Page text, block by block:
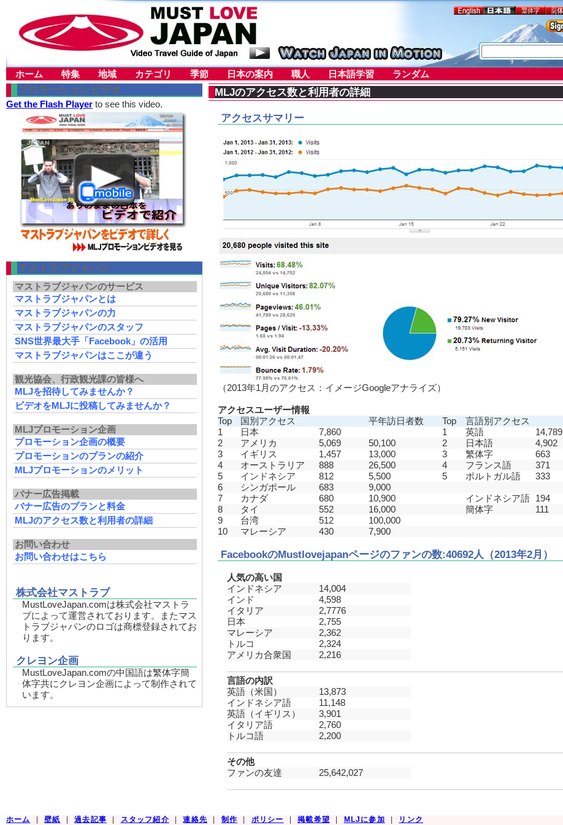
ホーム 特集 地域 カテゴリ 季節 日本の案内 職人 日本語学習 ランダム
プロモーションビデオ
Get the Flash Player to see this video.
マストラブジャパン
マストラブジャパンのサービス
マストラブジャパンとは
マストラブジャパンの力
マストラブジャパンのスタッフ
SNS世界最大手「Facebook」の活用
マストラブジャパンはここが違う
観光協会、行政観光課の皆様へ
MLJを招待してみませんか？
ビデオをMLJに投稿してみませんか？
MLJプロモーション企画
プロモーション企画の概要
プロモーションのプランの紹介
MLJプロモーションのメリット
バナー広告掲載
バナー広告のプランと料金
MLJのアクセス数と利用者の詳細
お問い合わせ
お問い合わせはこちら
株式会社マストラブ
MustLoveJapan.comは株式会社マストラ
ブによって運営されております。またマス
トラブジャパンのロゴは商標登録されてお
ります。
クレヨン企画
MustLoveJapan.comの中国語は繁体字簡
体字共にクレヨン企画によって制作されて
います。
MLJのアクセス数と利用者の詳細
アクセスサマリー
（2013年1月のアクセス：イメージGoogleアナライズ）
アクセスユーザー情報
Top
国別アクセス 平年訪日者数 Top
言語別アクセス
1
日本 7,860 1 英語
14,789
2
アメリカ 5,069 50,100 2 日本語
4,902
3
イギリス 1,457 13,000 3 繁体字
663
4
オーストラリア 888 26,500 4 フランス語
371
5
インドネシア 812 5,500 5 ポルトガル語
333
6
シンガポール 683
9,000
7
カナダ 680 10,900 インドネシア語 194
8
タイ 552 16,000 簡体字
111
9
台湾 512
100,000
10
マレーシア 430 7,900
FacebookのMustlovejapanページのファンの数:40692人（2013年2月）
人気の高い国
インドネシア
14,004
インド
4,598
イタリア
2,7776
日本
2,755
マレーシア
2,362
トルコ
2,324
アメリカ合衆国
2,216
言語の内訳
英語（米国）
13,873
インドネシア語
11,148
英語（イギリス）
3,901
イタリア語
2,760
トルコ語
2,200
その他
ファンの友達
25,642,027
ホーム |壁紙 |過去記事 スタッフ紹介 |連絡先 制作 ポリシー |掲載希望 MLJに参加
リンク